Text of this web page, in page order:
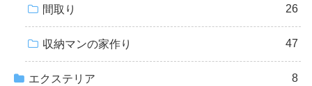
間取り 26
収納マンの家作り 47
エクステリア 8